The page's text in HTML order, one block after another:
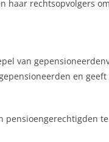
haar rechtsopvolgers
van
en geeft
pensioengerechtigden